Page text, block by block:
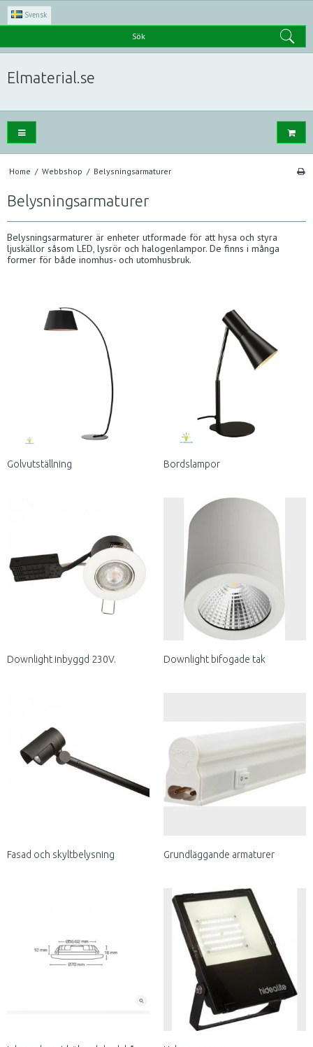
Svensk
Sök
Elmaterial.se
Home / Webbshop / Belysningsarmaturer
Belysningsarmaturer
Belysningsarmaturer är enheter utformade för att hysa och styra
ljuskällor såsom LED, lysrör och halogenlampor. De finns i många
former för både inomhus- och utomhusbruk.
Golvutställning Bordslampor
Downlight inbyggd 230V. Downlight bifogade tak
Fasad och skyltbelysning Grundläggande armaturer